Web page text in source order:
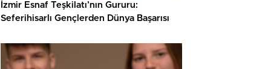
İzmir Esnaf Teşkilatı’nın Gururu:
Seferihisarlı Gençlerden Dünya Başarısı